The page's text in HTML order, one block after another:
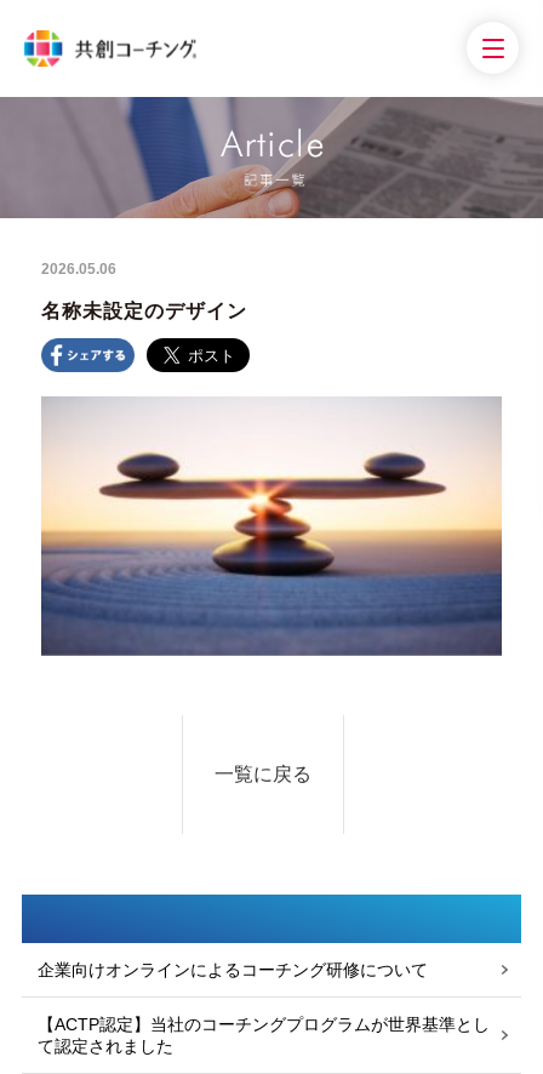
2026.05.06
名称未設定のデザイン
一覧に戻る
企業向けオンラインによるコーチング研修について
【ACTP認定】当社のコーチングプログラムが世界基準とし
て認定されました